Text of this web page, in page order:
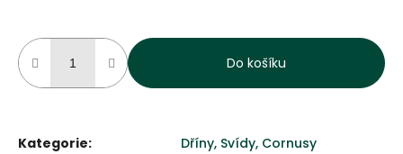
Do košíku
Kategorie:
Dříny, Svídy, Cornusy